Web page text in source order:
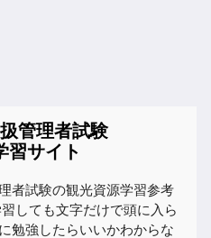
管理者試験
習サイト
者試験の観光資源学習参考
しても文字だけで頭に入ら
勉強したらいいかわからな